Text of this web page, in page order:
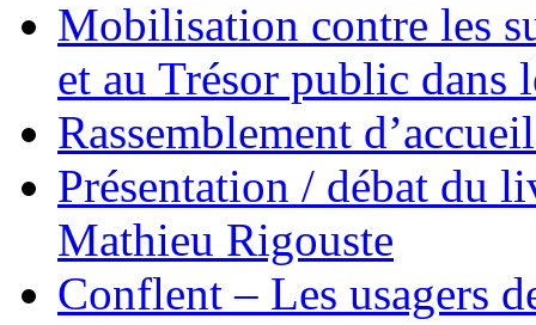
Mobilisation contre les
et au Trésor public dans
Rassemblement
Présentation / débat du
Mathieu Rigouste
Conflent – Les usagers